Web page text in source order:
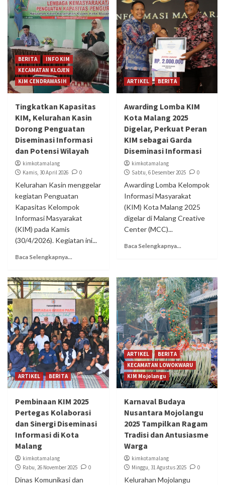
BERITA
INFO KIM
KECAMATAN KLOJEN
KIM CENDRAWASIH
Tingkatkan Kapasitas
KIM, Kelurahan Kasin
Dorong Penguatan
Diseminasi Informasi
dan Potensi Wilayah
kimkotamalang
Kamis, 30 April 2026
0
Kelurahan Kasin menggelar
kegiatan Penguatan
Kapasitas Kelompok
Informasi Masyarakat
(KIM) pada Kamis
(30/4/2026). Kegiatan ini...
Baca Selengkapnya...
ARTIKEL BERITA
Awarding Lomba KIM
Kota Malang 2025
Digelar, Perkuat Peran
KIM sebagai Garda
Diseminasi Informasi
kimkotamalang
Sabtu, 6 Desember 2025
0
Awarding Lomba Kelompok
Informasi Masyarakat
(KIM) Kota Malang 2025
digelar di Malang Creative
Center (MCC)...
Baca Selengkapnya...
ARTIKEL BERITA
Pembinaan KIM 2025
Pertegas Kolaborasi
dan Sinergi Diseminasi
Informasi di Kota
Malang
kimkotamalang
Rabu, 26 November 2025
0
Dinas Komunikasi dan
ARTIKEL
BERITA
KECAMATAN LOWOKWARU
KIM Mojolangu
Karnaval Budaya
Nusantara Mojolangu
2025 Tampilkan Ragam
Tradisi dan Antusiasme
Warga
kimkotamalang
Minggu, 31 Agustus 2025
0
Kelurahan Mojolangu